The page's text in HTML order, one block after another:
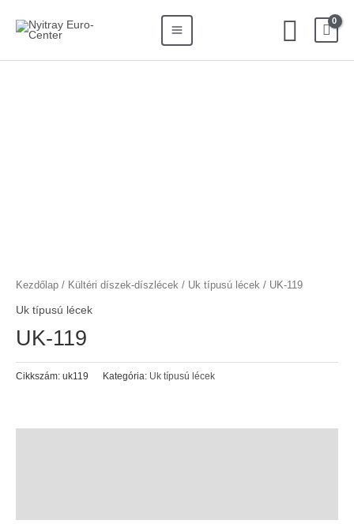
Main
Menu
Kezdőlap / Kültéri díszek-díszlécek / Uk típusú lécek / UK-119
Uk típusú lécek
UK-119
Cikkszám: uk119 Kategória: Uk típusú lécek
for: